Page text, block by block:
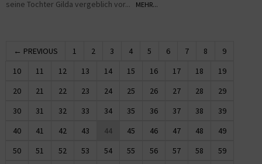
seine Tochter Gilda vergeblich vor...
MEHR...
← PREVIOUS 1 2 3 4 5 6 7 8
9
10
11 12 13 14 15 16 17 18
19
20
21 22 23 24 25 26 27 28
29
30
31 32 33 34 35 36 37 38
39
40
41 42 43 44 45 46 47 48
49
50
51 52 53 54 55 56 57 58
59